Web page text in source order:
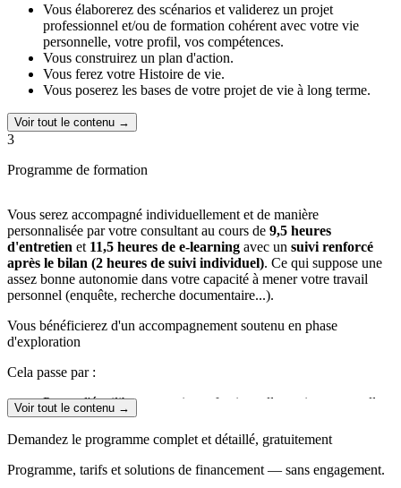
Vous élaborerez des scénarios et validerez un projet
professionnel et/ou de formation cohérent avec votre vie
personnelle, votre profil, vos compétences.
Vous construirez un plan d'action.
Vous ferez votre Histoire de vie.
Vous poserez les bases de votre projet de vie à long terme.
Voir tout le contenu →
3
Programme de formation
Vous serez accompagné individuellement et de manière
personnalisée par votre consultant au cours de 9,5 heures
d'entretien et 11,5 heures de e-learning avec un suivi renforcé
après le bilan (2 heures de suivi individuel). Ce qui suppose une
assez bonne autonomie dans votre capacité à mener votre travail
personnel (enquête, recherche documentaire...).
Vous bénéficierez d'un accompagnement soutenu en phase
d'exploration
Cela passe par :
Penser l'équilibre entre vie professionnelle et vie personnelle.
D'analyser vos compétences, votre personnalité, vos
motivations, vos valeurs .
Mettre en évidence des compétences, aptitudes, des potentiels
transférables.
Voir tout le contenu →
Demandez le programme complet et détaillé, gratuitement
Programme, tarifs et solutions de financement — sans engagement.